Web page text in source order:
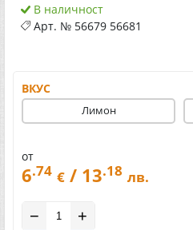
В наличност
Арт. № 56679 56681
ВКУС
Лимон
от
6.74 € / 13.18 лв.
− +